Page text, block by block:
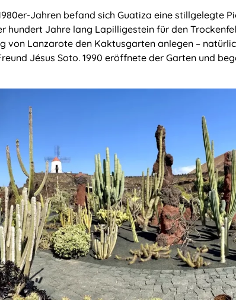
Jahren befand sich Guatiza eine stillgelegte
hundert Jahre lang Lapilligestein für den
von Lanzarote den Kaktusgarten anlegen –
Jésus Soto. 1990 eröffnete der Garten und